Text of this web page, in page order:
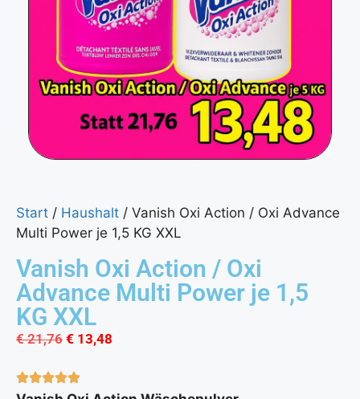
Start / Haushalt / Vanish Oxi Action / Oxi Advance
Multi Power je 1,5 KG XXL
Vanish Oxi Action / Oxi
Advance Multi Power je 1,5
KG XXL
€21,76 € 13,48